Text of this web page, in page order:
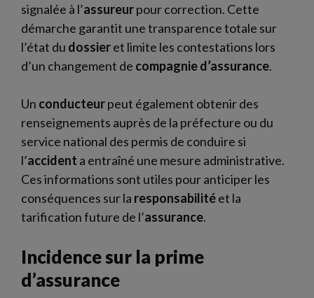
signalée à l’assureurpour correction. Cette
démarche garantit une transparence totale sur
l’état du dossieret limite les contestations lors
d’un changement de compagnie d’assurance.
Un conducteurpeut également obtenir des
renseignements auprès de la préfecture ou du
service national des permis de conduire si
l’accident a entraîné une mesure administrative.
Ces informations sont utiles pour anticiper les
conséquences sur la responsabilitéet la
tarification future de l’assurance.
Incidence sur la prime
d’assurance